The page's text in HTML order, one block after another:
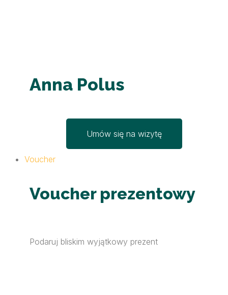
Anna Polus
Umów się na wizytę
Voucher
Voucher prezentowy
Podaruj bliskim wyjątkowy prezent